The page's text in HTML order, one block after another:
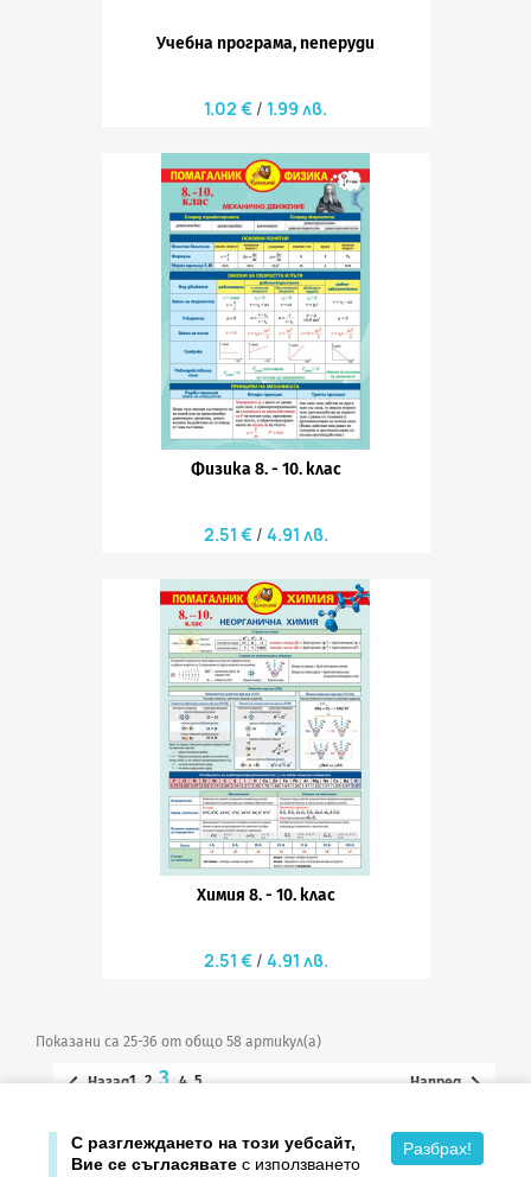
Учебна програма, пеперуди
1.02 € 1.99 лв.
Физика 8. - 10. клас
2.51 € 4.91 лв.
Химия 8. - 10. клас
2.51 € 4.91 лв.
Показани са 25-36 от общо 58 артикул(а)
Назад12345 Напред
Върнете се в началото
С разглеждането на този уебсайт,
Вие се съгласявате с използването
Разбрах!